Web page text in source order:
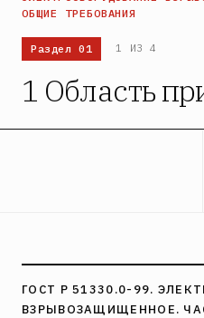
ОБЩИЕ ТРЕБОВАНИЯ
Раздел 01 1 ИЗ 4
1 Область
ГОСТ Р 51330.0-99.
ВЗРЫВОЗАЩИЩЕННОЕ.